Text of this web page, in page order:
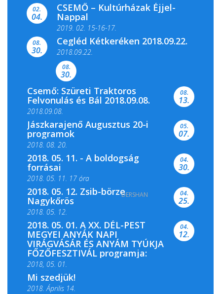
filmkínálattal, családi...
02.
04.
CSEMŐ – Kultúrházak Éjjel-
Nappal
2019. 02. 15-16-17.
Színes és tartalmas programokkal várja a
Csemői Községi Könyvtár és...
08.
30.
Cegléd Kétkeréken 2018.09.22.
2018.09.22.
08.
30.
Csemő: Szüreti Traktoros
Felvonulás és Bál 2018.09.08.
2018.09.08.
08.
13.
Jászkarajenő Augusztus 20-i
programok
2018. 08. 20.
05.
07.
2018. 05. 11. - A boldogság
forrásai
2018. 05. 11. 17 óra
2018. 05. 11. 19 óra
04.
30.
2018. 05. 12. Zsib-börze
Nagykőrös
2018. 05. 12.
04.
25.
2018. 05. 01. A XX. DÉL-PEST
MEGYEI ANYÁK NAPI
VIRÁGVÁSÁR ÉS ANYÁM TYÚKJA
FŐZŐFESZTIVÁL programja:
2018, 05. 01.
04.
12.
Mi szedjük!
2018. Április 14.
DERSHAN